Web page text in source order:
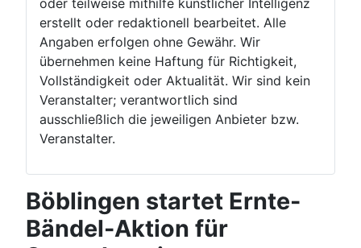
oder teilweise mithilfe künstlicher Intelligenz
erstellt oder redaktionell bearbeitet. Alle
Angaben erfolgen ohne Gewähr. Wir
übernehmen keine Haftung für Richtigkeit,
Vollständigkeit oder Aktualität. Wir sind kein
Veranstalter; verantwortlich sind
ausschließlich die jeweiligen Anbieter bzw.
Veranstalter.
Böblingen startet Ernte-
Bändel-Aktion für